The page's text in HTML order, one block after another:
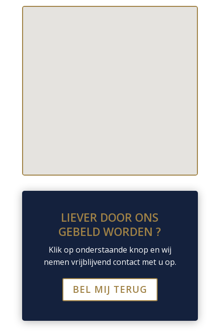
LIEVER DOOR ONS
GEBELD WORDEN ?
Klik op onderstaande knop en wij
nemen vrijblijvend contact met u op.
BEL MIJ TERUG